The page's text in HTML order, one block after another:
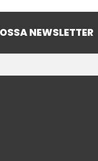
NEWSLETTER